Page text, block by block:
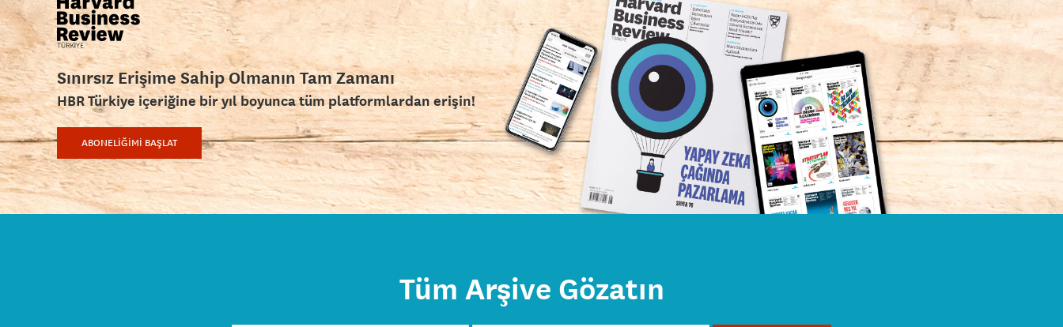
Sınırsız Erişime Sahip Olmanın Tam Zamanı
HBR Türkiye içeriğine bir yıl boyunca tüm platformlardan erişin!
ABONELİĞİMİ BAŞLAT
Tüm Arşive Gözatın